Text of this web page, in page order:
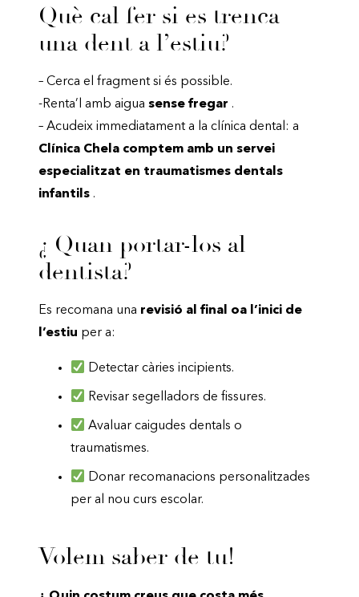
Què cal fer si es trenca
una dent a l’estiu?
– Cerca el fragment si és possible.
-Renta’l amb aigua sense fregar .
– Acudeix immediatament a la clínica dental: a
Clínica Chela comptem amb un servei
especialitzat en traumatismes dentals
infantils .
¿ Quan portar-los al
dentista?
Es recomana una revisió al final oa l’inici de
l’estiu per a:
Detectar càries incipients.
Revisar segelladors de fissures.
Avaluar caigudes dentals o
traumatismes.
Donar recomanacions personalitzades
per al nou curs escolar.
Volem saber de tu!